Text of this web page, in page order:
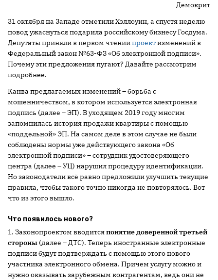
Демокрит
31 октября на Западе отметили Хэллоуин, а спустя неделю
повод ужаснуться подарила российскому бизнесу Госдума.
Депутаты приняли в первом чтениипроектизменений в
Федеральный закон №63-ФЗ «Об электронной подписи».
Почему эти предложения пугают? Давайте рассмотрим
подробнее.
Канва предлагаемых изменений – борьба с
мошенничеством, в котором используется электронная
подпись (далее – ЭП). В уходящем 2019 году многим
запомнилась история продажи квартиры с помощью
«поддельной» ЭП. На самом деле в этом случае не были
соблюдены нормы уже действующего закона «Об
электронной подписи» – сотрудник удостоверяющего
центра (далее – УЦ) нарушил процедуру идентификации.
Но законодатели всё равно предложили улучшить текущие
правила, чтобы такого точно никогда не повторялось. Вот
что из этого вышло.
Что появилось нового?
1. Законопроектом вводитсяпонятие доверенной третьей
стороны (далее – ДТС). Теперь иностранные электронные
подписи будут подтверждать с помощью этого нового
участника электронного обмена. Причем услугу можно и
нужно оказывать зарубежным контрагентам, ведь они не